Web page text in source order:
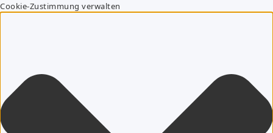
Cookie-Zustimmung verwalten